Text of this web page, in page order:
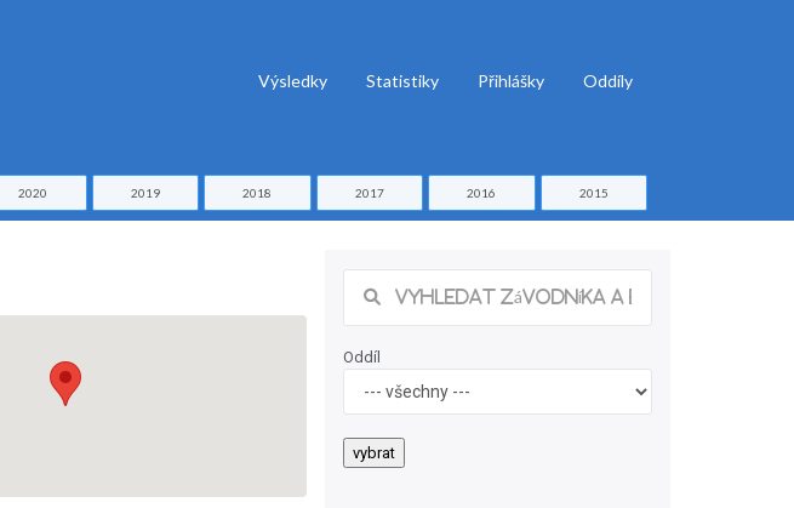
Výsledky Statistiky Přihlášky Oddíly
2020 2019 2018 2017 2016 2015
Oddíl